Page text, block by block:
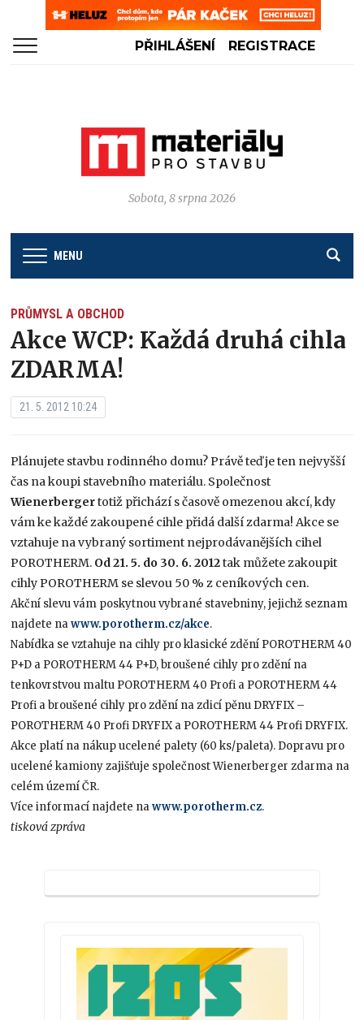
PŘIHLÁŠENÍ REGISTRACE
Sobota, 8 srpna 2026
MENU
PRŮMYSL A OBCHOD
Akce WCP: Každá druhá cihla
ZDARMA!
21. 5. 2012 10:24
Plánujete stavbu rodinného domu? Právě teď je ten nejvyšší
čas na koupi stavebního materiálu. Společnost
Wienerbergertotiž přichází s časově omezenou akcí, kdy
vám ke každé zakoupené cihle přidá další zdarma! Akce se
vztahuje na vybraný sortiment nejprodávanějších cihel
POROTHERM. Od 21. 5. do 30. 6. 2012tak můžete zakoupit
cihly POROTHERM se slevou 50 % z ceníkových cen.
Akční slevu vám poskytnou vybrané stavebniny, jejichž seznam
najdete nawww.porotherm.cz/akce.
Nabídka se vztahuje na cihly pro klasické zdění POROTHERM 40
P+D a POROTHERM 44 P+D, broušené cihly pro zdění na
tenkovrstvou maltu POROTHERM 40 Profi a POROTHERM 44
Profi a broušené cihly pro zdění na zdicí pěnu DRYFIX –
POROTHERM 40 Profi DRYFIX a POROTHERM 44 Profi DRYFIX.
Akce platí na nákup ucelené palety (60 ks/paleta). Dopravu pro
ucelené kamiony zajišťuje společnost Wienerberger zdarma na
celém území ČR.
Více informací najdete nawww.porotherm.cz.
tisková zpráva